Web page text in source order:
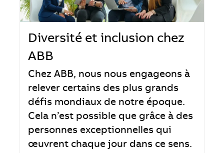
Diversité et inclusion chez
ABB
Chez ABB, nous nous engageons à
relever certains des plus grands
défis mondiaux de notre époque.
Cela n’est possible que grâce à des
personnes exceptionnelles qui
œuvrent chaque jour dans ce sens.